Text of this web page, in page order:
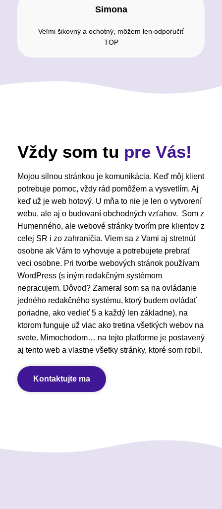
Simona
Veľmi šikovný a ochotný, môžem len odporučiť
TOP
Vždy som tu pre Vás!
Mojou silnou stránkou je komunikácia. Keď môj klient
potrebuje pomoc, vždy rád pomôžem a vysvetlím. Aj
keď už je web hotový. U mňa to nie je len o vytvorení
webu, ale aj o budovaní obchodných vzťahov. Som z
Humenného, ale webové stránky tvorím pre klientov z
celej SR i zo zahraničia. Viem sa z Vami aj stretnúť
osobne ak Vám to vyhovuje a potrebujete prebrať
veci osobne. Pri tvorbe webových stránok používam
WordPress (s iným redakčným systémom
nepracujem. Dôvod? Zameral som sa na ovládanie
jedného redakčného systému, ktorý budem ovládať
poriadne, ako vedieť 5 a každý len základne), na
ktorom funguje už viac ako tretina všetkých webov na
svete. Mimochodom… na tejto platforme je postavený
aj tento web a vlastne všetky stránky, ktoré som robil.
Kontaktujte ma